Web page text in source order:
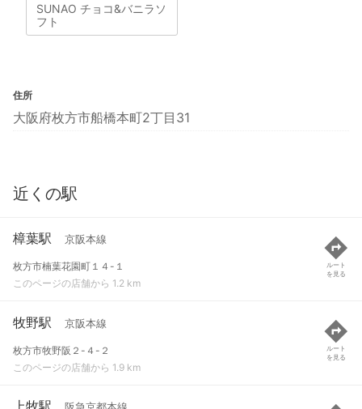
SUNAO チョコ&バニラソ
フト
住所
大阪府枚方市船橋本町2丁目31
近くの駅
樟葉駅 京阪本線
枚方市楠葉花園町１４-１
このページの店舗から 1.2 km
ルート
を見る
牧野駅 京阪本線
枚方市牧野阪２-４-２
このページの店舗から 1.9 km
ルート
を見る
上牧駅